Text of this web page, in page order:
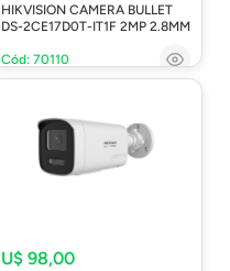
HIKVISION CAMERA BULLET
DS-2CE17D0T-IT1F 2MP 2.8MM
Cód: 70110
U$ 98,00